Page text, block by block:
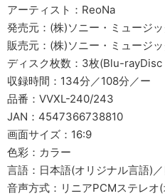
アーティスト：ReoNa
発売元：(株)ソニー・ミュージ
販売元：(株)ソニー・ミュージ
ディスク枚数：3枚(Blu-rayDisc
収録時間：134分／108分／ー
品番：VVXL-240/243
JAN：4547366738810
画面サイズ：16:9
色彩：カラー
言語：日本語(オリジナル言語)
音声方式：リニアPCMステレオ